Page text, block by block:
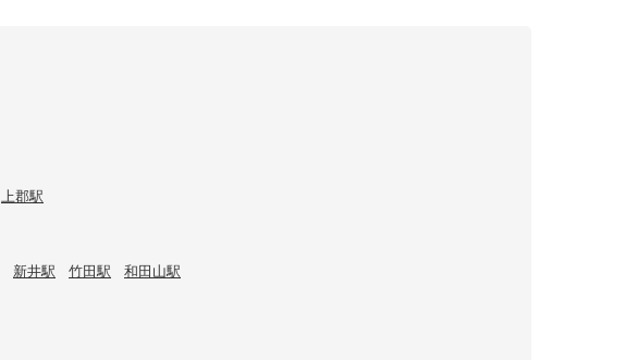
上郡駅
新井駅 竹田駅 和田山駅